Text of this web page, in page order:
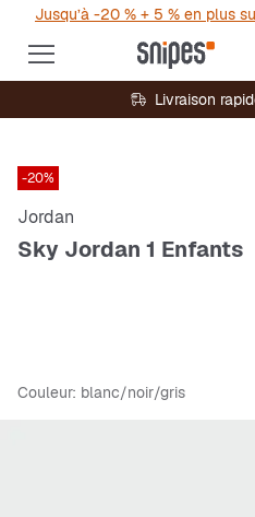
Jusqu’à -20 % + 5 % en plus
Livraison
-20%
Jordan
Sky Jordan 1 Enfants
Couleur: blanc/noir/gris